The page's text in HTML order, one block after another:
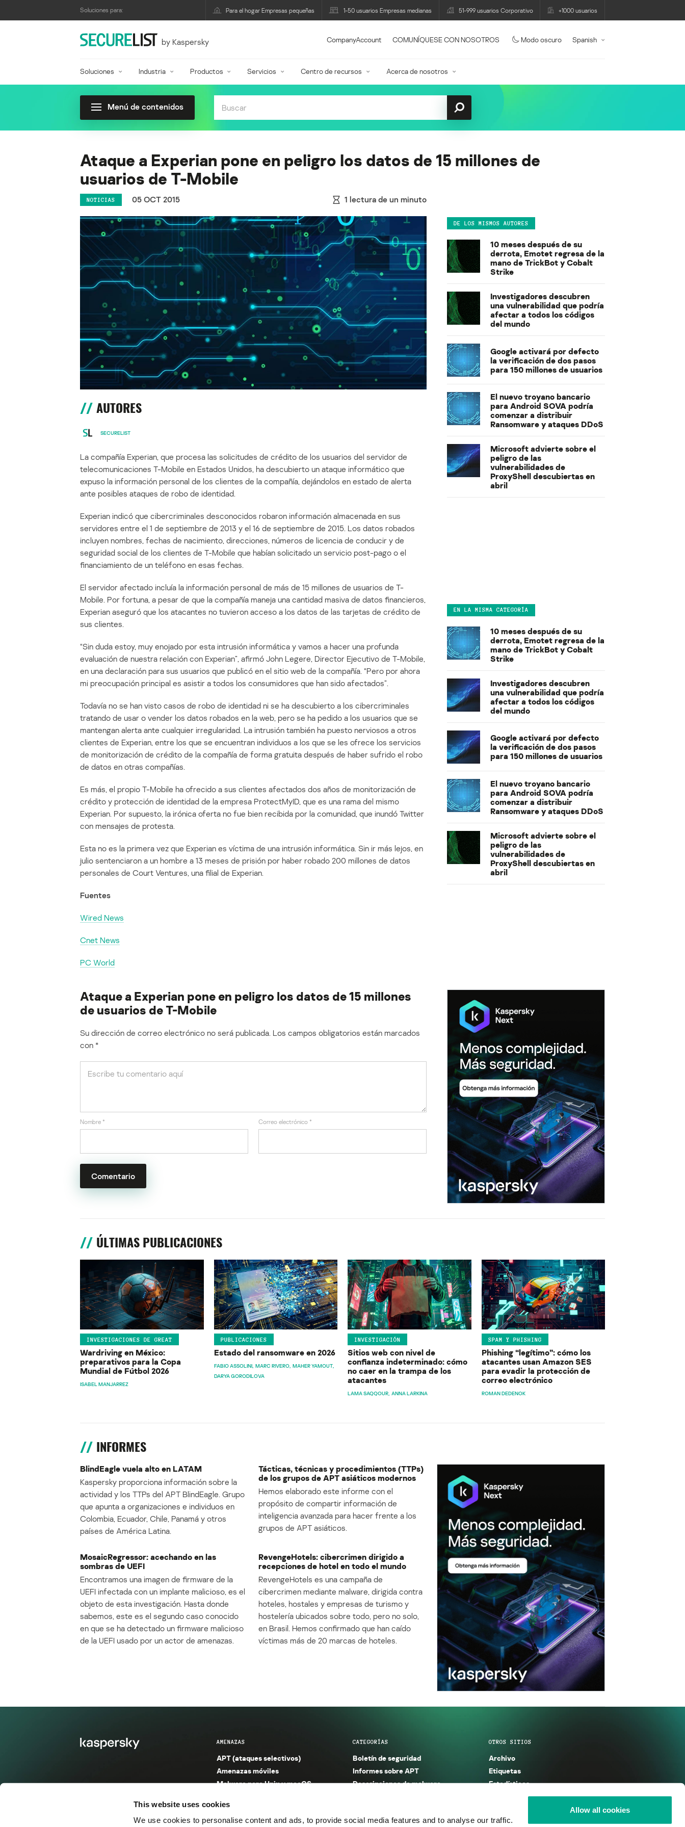
This website uses cookies
We use cookies to personalise content and ads, to provide social media features and to analyse our traffic.
Allow all cookies
Soluciones para: Para el hogar Empresas pequeñas 1-50 usuarios Empresas medianas 51-999 usuarios Corporativo +1000 usuarios
by Kaspersky CompanyAccount COMUNÍQUESE CON NOSOTROS Modo oscuro Spanish
Soluciones Industria Productos Servicios Centro de recursos Acerca de nosotros
Menú de contenidos
Ataque a Experian pone en peligro los datos de 15 millones de
usuarios de T-Mobile
NOTICIAS 05 OCT 2015 1 lectura de un minuto
AUTORES
SECURELIST
La compañía Experian, que procesa las solicitudes de crédito de los usuarios del servidor de
telecomunicaciones T-Mobile en Estados Unidos, ha descubierto un ataque informático que
expuso la información personal de los clientes de la compañía, dejándolos en estado de alerta
ante posibles ataques de robo de identidad.
Experian indicó que cibercriminales desconocidos robaron información almacenada en sus
servidores entre el 1 de septiembre de 2013 y el 16 de septiembre de 2015. Los datos robados
incluyen nombres, fechas de nacimiento, direcciones, números de licencia de conducir y de
seguridad social de los clientes de T-Mobile que habían solicitado un servicio post-pago o el
financiamiento de un teléfono en esas fechas.
El servidor afectado incluía la información personal de más de 15 millones de usuarios de T-
Mobile. Por fortuna, a pesar de que la compañía maneja una cantidad masiva de datos financieros,
Experian aseguró que los atacantes no tuvieron acceso a los datos de las tarjetas de crédito de
sus clientes.
“Sin duda estoy, muy enojado por esta intrusión informática y vamos a hacer una profunda
evaluación de nuestra relación con Experian”, afirmó John Legere, Director Ejecutivo de T-Mobile,
en una declaración para sus usuarios que publicó en el sitio web de la compañía. “Pero por ahora
mi preocupación principal es asistir a todos los consumidores que han sido afectados”.
Todavía no se han visto casos de robo de identidad ni se ha descubierto a los cibercriminales
tratando de usar o vender los datos robados en la web, pero se ha pedido a los usuarios que se
mantengan alerta ante cualquier irregularidad. La intrusión también ha puesto nerviosos a otros
clientes de Experian, entre los que se encuentran individuos a los que se les ofrece los servicios
de monitorización de crédito de la compañía de forma gratuita después de haber sufrido el robo
de datos en otras compañías.
Es más, el propio T-Mobile ha ofrecido a sus clientes afectados dos años de monitorización de
crédito y protección de identidad de la empresa ProtectMyID, que es una rama del mismo
Experian. Por supuesto, la irónica oferta no fue bien recibida por la comunidad, que inundó Twitter
con mensajes de protesta.
Esta no es la primera vez que Experian es víctima de una intrusión informática. Sin ir más lejos, en
julio sentenciaron a un hombre a 13 meses de prisión por haber robado 200 millones de datos
personales de Court Ventures, una filial de Experian.
Fuentes
Wired News
Cnet News
PC World
Ataque a Experian pone en peligro los datos de 15 millones
de usuarios de T-Mobile
Su dirección de correo electrónico no será publicada. Los campos obligatorios están marcados
con *
Nombre * Correo electrónico *
DE LOS MISMOS AUTORES
10 meses después de su
derrota, Emotet regresa de la
mano de TrickBot y Cobalt
Strike
Investigadores descubren
una vulnerabilidad que podría
afectar a todos los códigos
del mundo
Google activará por defecto
la verificación de dos pasos
para 150 millones de usuarios
El nuevo troyano bancario
para Android SOVA podría
comenzar a distribuir
Ransomware y ataques DDoS
Microsoft advierte sobre el
peligro de las
vulnerabilidades de
ProxyShell descubiertas en
abril
EN LA MISMA CATEGORÍA
10 meses después de su
derrota, Emotet regresa de la
mano de TrickBot y Cobalt
Strike
Investigadores descubren
una vulnerabilidad que podría
afectar a todos los códigos
del mundo
Google activará por defecto
la verificación de dos pasos
para 150 millones de usuarios
El nuevo troyano bancario
para Android SOVA podría
comenzar a distribuir
Ransomware y ataques DDoS
Microsoft advierte sobre el
peligro de las
vulnerabilidades de
ProxyShell descubiertas en
abril
ÚLTIMAS PUBLICACIONES
INVESTIGACIONES DE GREAT
Wardriving en México:
preparativos para la Copa
Mundial de Fútbol 2026
ISABEL MANJARREZ
PUBLICACIONES
Estado del ransomware en 2026
FABIO ASSOLINI MARC RIVERO MAHER YAMOUT
DARYA GORODILOVA
INVESTIGACIÓN
Sitios web con nivel de
confianza indeterminado: cómo
no caer en la trampa de los
atacantes
LAMA SAQQOUR ANNA LARKINA
SPAM Y PHISHING
Phishing “legítimo”: cómo los
atacantes usan Amazon SES
para evadir la protección de
correo electrónico
ROMAN DEDENOK
INFORMES
BlindEagle vuela alto en LATAM
Kaspersky proporciona información sobre la
actividad y los TTPs del APT BlindEagle. Grupo
que apunta a organizaciones e individuos en
Colombia, Ecuador, Chile, Panamá y otros
países de América Latina.
Tácticas, técnicas y procedimientos (TTPs)
de los grupos de APT asiáticos modernos
Hemos elaborado este informe con el
propósito de compartir información de
inteligencia avanzada para hacer frente a los
grupos de APT asiáticos.
MosaicRegressor: acechando en las
sombras de UEFI
Encontramos una imagen de firmware de la
UEFI infectada con un implante malicioso, es el
objeto de esta investigación. Hasta donde
sabemos, este es el segundo caso conocido
en que se ha detectado un firmware malicioso
de la UEFI usado por un actor de amenazas.
RevengeHotels: cibercrimen dirigido a
recepciones de hotel en todo el mundo
RevengeHotels es una campaña de
cibercrimen mediante malware, dirigida contra
hoteles, hostales y empresas de turismo y
hostelería ubicados sobre todo, pero no solo,
en Brasil. Hemos confirmado que han caído
víctimas más de 20 marcas de hoteles.
AMENAZAS
APT (ataques selectivos)
Amenazas móviles
Malware para Unix y macOS
Entorno seguro (IoT)
Amenazas financieras
CATEGORÍAS
Boletín de seguridad
Informes sobre APT
Descripciones de malware
Informes sobre spam y phishing
OTROS SITIOS
Archivo
Etiquetas
Estadísticas
Enciclopedia
KSB 2025